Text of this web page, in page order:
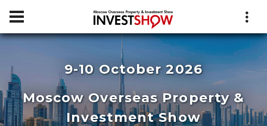
9-10 October 2026
Moscow Overseas Property &
Investment Show